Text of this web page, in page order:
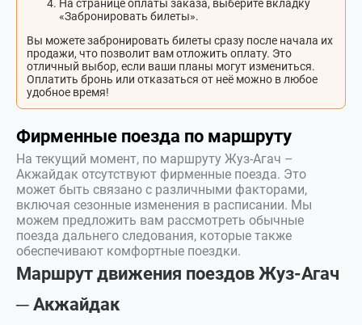
На странице оплаты заказа, выберите вкладку
«Забронировать билеты».
Вы можете забронировать билеты сразу после начала их
продажи, что позволит вам отложить оплату. Это
отличный выбор, если ваши планы могут измениться.
Оплатить бронь или отказаться от неё можно в любое
удобное время!
Фирменные поезда по маршруту
На текущий момент, по маршруту Жуз-Агач –
Акжайдак отсутствуют фирменные поезда. Это
может быть связано с различными факторами,
включая сезонные изменения в расписании. Мы
можем предложить вам рассмотреть обычные
поезда дальнего следования, которые также
обеспечивают комфортные поездки.
Маршрут движения поездов Жуз-Агач
─ Акжайдак